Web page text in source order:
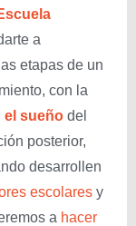
a
etapas de un
con la
el sueño del
posterior,
desarrollen
escolares y
a hacer